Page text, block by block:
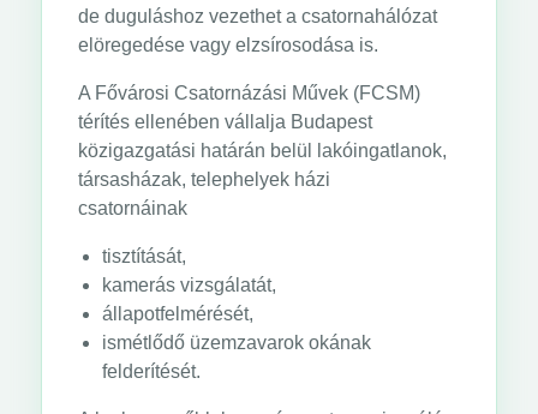
de duguláshoz vezethet a csatornahálózat
elöregedése vagy elzsírosodása is.
A Fővárosi Csatornázási Művek (FCSM)
térítés ellenében vállalja Budapest
közigazgatási határán belül lakóingatlanok,
társasházak, telephelyek házi
csatornáinak
tisztítását,
kamerás vizsgálatát,
állapotfelmérését,
ismétlődő üzemzavarok okának
felderítését.